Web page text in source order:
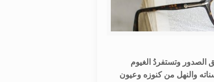
الصدور وتستفردُ الغيوم
والنهل من كنوزه وعيون